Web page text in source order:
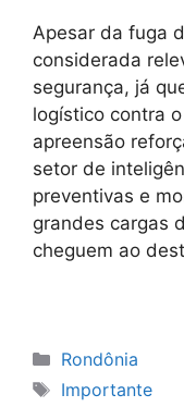
Apesar da fuga
considerada
segurança, já
logístico contra
apreensão
setor de
preventivas e
grandes cargas
cheguem ao
Categorias
Rondônia
Tags
Importante